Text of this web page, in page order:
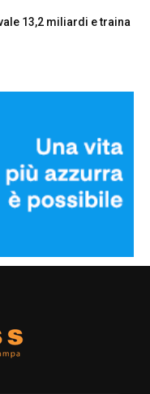
13,2 miliardi e traina